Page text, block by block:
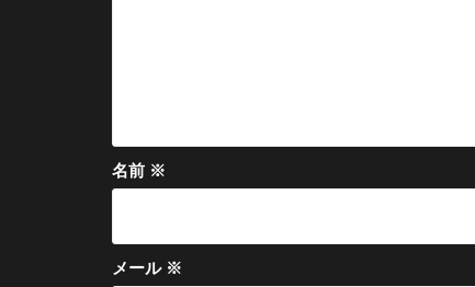
名前 ※
メール ※